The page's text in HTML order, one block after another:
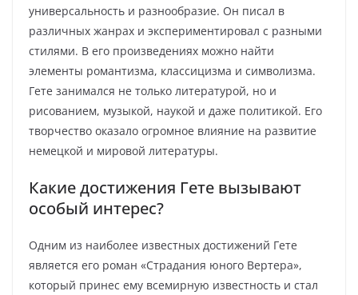
универсальность и разнообразие. Он писал в
различных жанрах и экспериментировал с разными
стилями. В его произведениях можно найти
элементы романтизма, классицизма и символизма.
Гете занимался не только литературой, но и
рисованием, музыкой, наукой и даже политикой. Его
творчество оказало огромное влияние на развитие
немецкой и мировой литературы.
Какие достижения Гете вызывают
особый интерес?
Одним из наиболее известных достижений Гете
является его роман «Страдания юного Вертера»,
который принес ему всемирную известность и стал